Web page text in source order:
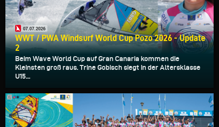
07.07.2026
WWT / PWA Windsurf World Cup Pozo 2026 - Update
2
Beim Wave World Cup auf Gran Canaria kommen die
Kleinsten groß raus. Trine Gobisch siegt in der Altersklasse
U15...